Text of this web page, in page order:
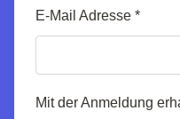
E-Mail Adresse *
Mit der Anmeldung